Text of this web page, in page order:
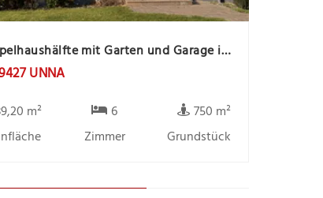
Doppelhaushälfte mit Garten und Garage in Unna-Massen
UNNA
m²
6
Zimmer
750 m²
Grundstück